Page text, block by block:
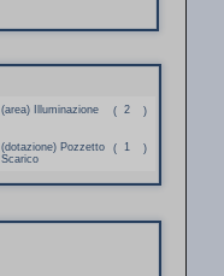
(area) Illuminazione ( 2 )
(dotazione) Pozzetto
Scarico
( 1 )